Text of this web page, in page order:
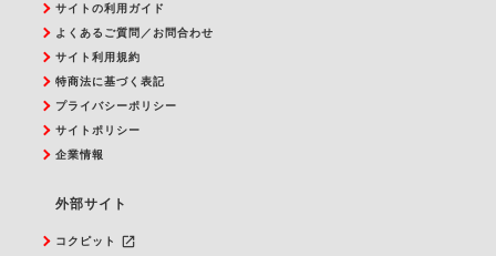
サイトの利用ガイド
よくあるご質問／お問合わせ
サイト利用規約
特商法に基づく表記
プライバシーポリシー
サイトポリシー
企業情報
外部サイト
コクピット launch